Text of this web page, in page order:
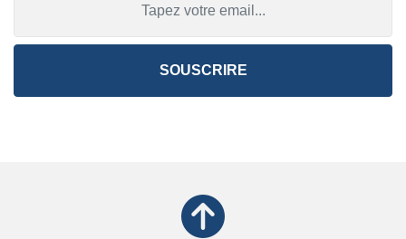
SOUSCRIRE